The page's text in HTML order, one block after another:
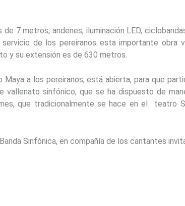
7 metros, andenes, iluminación LED,
de los pereiranos esta importante obra
y su extensión es de 630 metros.
a los pereiranos, está abierta, para que
sinfónico, que se ha dispuesto de
que tradicionalmente se hace en el teatro
Sinfónica, en compañía de los cantantes